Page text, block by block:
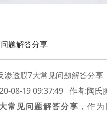
题解答分享
渗透膜7大常见问题解答分享
08-19 09:37:49 作者:陶氏
常见问题解答分享 ，作